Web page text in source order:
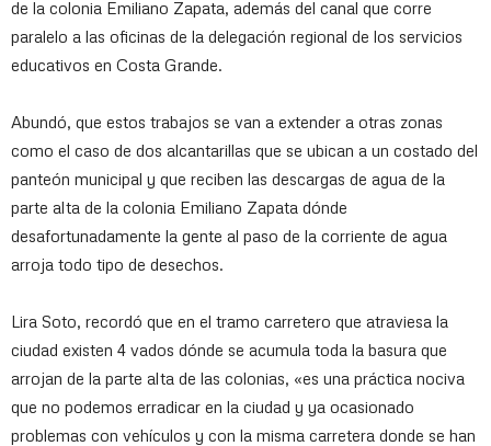
de la colonia Emiliano Zapata, además del canal que corre
paralelo a las oficinas de la delegación regional de los servicios
educativos en Costa Grande.
Abundó, que estos trabajos se van a extender a otras zonas
como el caso de dos alcantarillas que se ubican a un costado del
panteón municipal y que reciben las descargas de agua de la
parte alta de la colonia Emiliano Zapata dónde
desafortunadamente la gente al paso de la corriente de agua
arroja todo tipo de desechos.
Lira Soto, recordó que en el tramo carretero que atraviesa la
ciudad existen 4 vados dónde se acumula toda la basura que
arrojan de la parte alta de las colonias, «es una práctica nociva
que no podemos erradicar en la ciudad y ya ocasionado
problemas con vehículos y con la misma carretera donde se han